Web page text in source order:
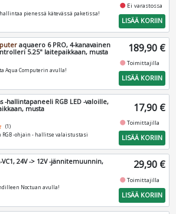
pienessä kätevässä paketissa!
fiber_manual_record Ei varastossa
LISÄÄ KORIIN
aquaero 6 PRO, 4-kanavainen
5.25" laitepaikkaan, musta
Aqua Computerin avulla!
189,90 €
fiber_manual_recordToimittajilla
LISÄÄ KORIIN
-hallintapaneeli RGB LED -valoille,
musta
(1)
RGB -ohjain - hallitse valaistustasi
17,90 €
fiber_manual_recordToimittajilla
LISÄÄ KORIIN
VC1, 24V -> 12V -jännitemuunnin,
Noctuan avulla!
29,90 €
fiber_manual_recordToimittajilla
LISÄÄ KORIIN